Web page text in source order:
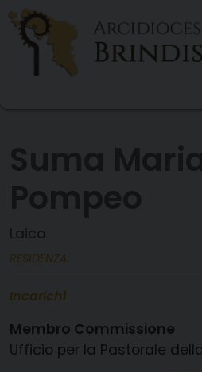
Skip
content
Laico
RESIDENZA:
Incarichi
Membro Commissione
Ufficio per la Pastorale